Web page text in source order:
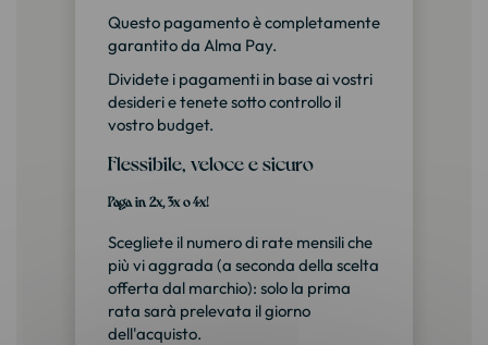
Questo pagamento è completamente
garantito da Alma Pay.
Dividete i pagamenti in base ai vostri
desideri e tenete sotto controllo il
vostro budget.
Flessibile, veloce e sicuro
Paga in 2x, 3x o 4x!
Scegliete il numero di rate mensili che
più vi aggrada (a seconda della scelta
offerta dal marchio): solo la prima
rata sarà prelevata il giorno
dell'acquisto.